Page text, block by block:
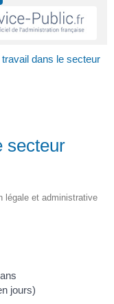
dans le secteur
secteur
légale et administrative
jours)